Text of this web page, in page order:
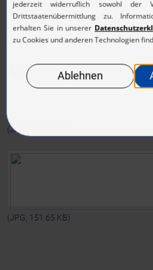
(JPG, 225.62 KB)
(JPG, 130.16 KB)
(JPG, 151.65 KB)